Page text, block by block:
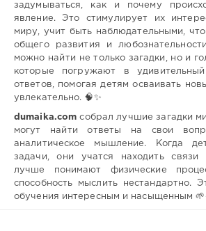
задумываться, как и почему
явление. Это стимулирует их
миру, учит быть наблюдательными,
общего развития и
можно найти не только загадки, но и
которые погружают в
ответов, помогая детям осваивать
увлекательно. 🧠✨
dumaika.com собрал лучшие загадки
могут найти ответы на свои
аналитическое мышление. Когда
задачи, они учатся находить связи
лучше понимают физические
способность мыслить нестандартно.
обучения интересным и насыщенным